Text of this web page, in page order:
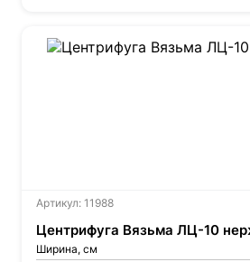
Артикул: 11988
Центрифуга Вязьма ЛЦ-10
Ширина, см